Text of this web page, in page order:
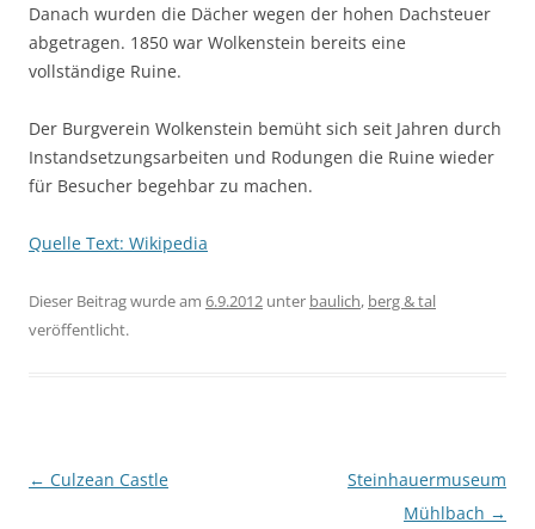
Danach wurden die Dächer wegen der hohen Dachsteuer
abgetragen. 1850 war Wolkenstein bereits eine
vollständige Ruine.
Der Burgverein Wolkenstein bemüht sich seit Jahren durch
Instandsetzungsarbeiten und Rodungen die Ruine wieder
für Besucher begehbar zu machen.
Quelle Text: Wikipedia
Dieser Beitrag wurde am 6.9.2012 unter baulich, berg & tal
veröffentlicht.
Beitragsnavigation
← Culzean Castle
Steinhauermuseum
Mühlbach →